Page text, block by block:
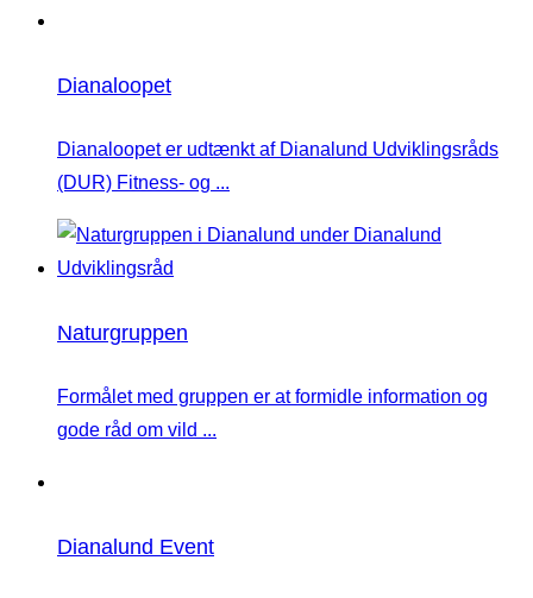
Dianaloopet
Dianaloopet er udtænkt af Dianalund Udviklingsråds
(DUR) Fitness- og ...
Naturgruppen
Formålet med gruppen er at formidle information og
gode råd om vild ...
Dianalund Event